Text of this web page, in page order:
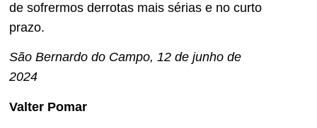
de sofrermos derrotas mais sérias e no curto
prazo.
São Bernardo do Campo, 12 de junho de
2024
Valter Pomar